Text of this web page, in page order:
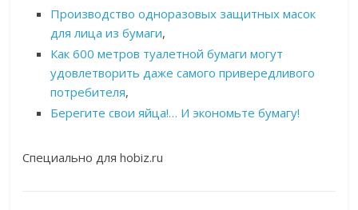
Производство одноразовых защитных масок
для лица из бумаги,
Как 600 метров туалетной бумаги могут
удовлетворить даже самого привередливого
потребителя,
Берегите свои яйца!… И экономьте бумагу!
Специально для hobiz.ru